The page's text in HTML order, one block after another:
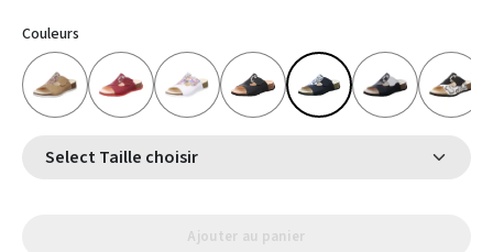
Couleurs
Select Taille choisir
Ajouter au panier